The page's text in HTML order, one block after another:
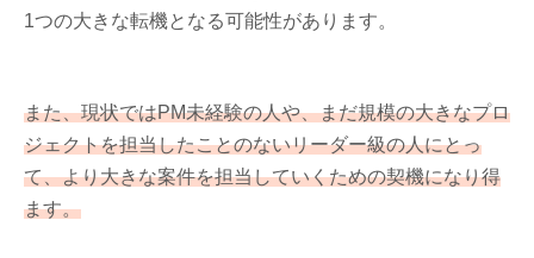
1つの大きな転機となる可能性があります。
また、現状ではPM未経験の人や、まだ規模の大きなプロ
ジェクトを担当したことのないリーダー級の人にとっ
て、より大きな案件を担当していくための契機になり得
ます。